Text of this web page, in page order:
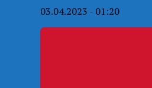
03.04.2023 - 01:20